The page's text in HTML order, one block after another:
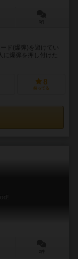
ド(爆弾)を避けてい
に爆弾を押し付けた
8
持ってる